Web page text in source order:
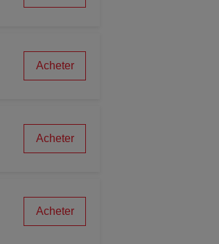
Acheter
Acheter
Acheter